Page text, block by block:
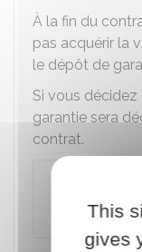
À la fin du
pas acquérir la
le dépôt de
Si vous
garantie sera
contrat.
Le dépôt de
This
gives